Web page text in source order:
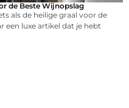
de Beste Wijnopslag
als de heilige graal voor de
een luxe artikel dat je hebt